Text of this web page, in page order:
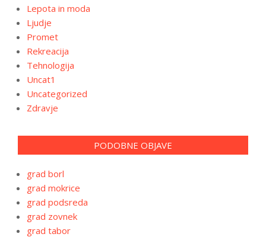
Lepota in moda
Ljudje
Promet
Rekreacija
Tehnologija
Uncat1
Uncategorized
Zdravje
PODOBNE OBJAVE
grad borl
grad mokrice
grad podsreda
grad zovnek
grad tabor